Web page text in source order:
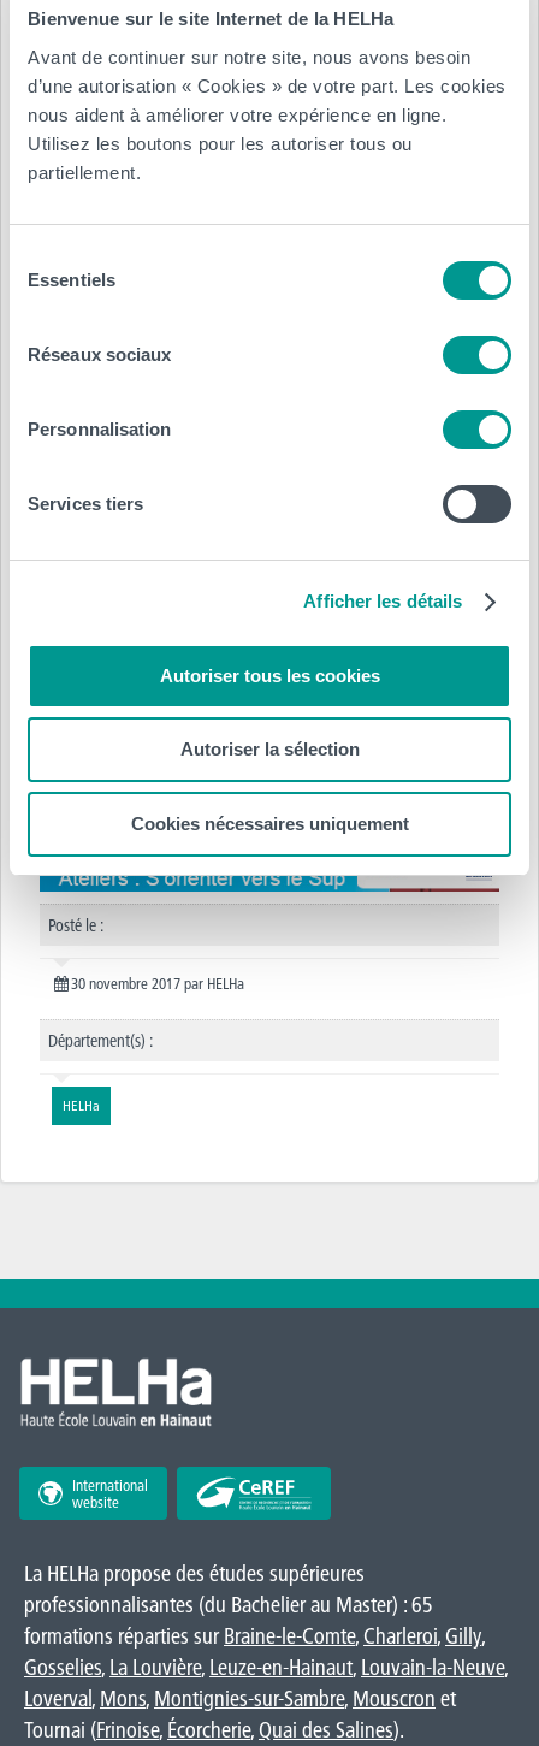
Bienvenue sur le site Internet de la HELHa
Avant de continuer sur notre site, nous avons besoin
d’une autorisation « Cookies » de votre part. Les cookies
nous aident à améliorer votre expérience en ligne.
Utilisez les boutons pour les autoriser tous ou
partiellement.
Essentiels
Réseaux sociaux
Personnalisation
Services tiers
Afficher les détails
Autoriser tous les cookies
Autoriser la sélection
Cookies nécessaires uniquement
HELHa (David Michel).
Azimut Sciences humaines – Je 21/12 9h à 12h – 35
places
sociales, l’économie, les sciences politiques, la
A quels métiers mènent ces filières ? Quelles compétences
droit, d’économie,… Existe-t-il une filière « meilleure »
qu’une autre ? Cet atelier te permettra d’y voir plus clair,
de te plonger dans les programmes, de te positionner.
Atelier animé par 1 conseillère du CIO (Valérie Schoore) 1
Posté le :
30 novembre 2017 par HELHa
Département(s) :
HELHa
International
website
La HELHa propose des études supérieures
professionnalisantes (du Bachelier au Master) : 65
formations réparties surBraine-le-Comte, Charleroi, Gilly,
Gosselies, La Louvière, Leuze-en-Hainaut, Louvain-la-Neuve,
Loverval, Mons, Montignies-sur-Sambre, Mouscron et
Tournai (Frinoise, Écorcherie, Quai des Salines).